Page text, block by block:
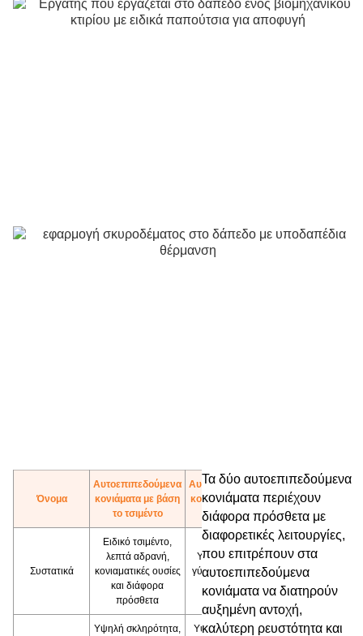
Όνομα
Αυτοεπιπεδούμενα
κονιάματα με βάση
το τσιμέντο
Αυτοεπιπεδούμενα
κονιάματα με βάση
το γύψο
Συστατικά
Ειδικό τσιμέντο,
λεπτά αδρανή,
κονιαματικές ουσίες
και διάφορα
πρόσθετα
Υψηλής αντοχής
γύψος, αδρανή και
πρόσθετα
Υψηλή σκληρότητα,
Υψηλή αντοχή και
Τα δύο αυτοεπιπεδούμενα
κονιάματα περιέχουν
διάφορα πρόσθετα με
διαφορετικές λειτουργίες,
που επιτρέπουν στα
αυτοεπιπεδούμενα
κονιάματα να διατηρούν
αυξημένη αντοχή,
καλύτερη ρευστότητα και